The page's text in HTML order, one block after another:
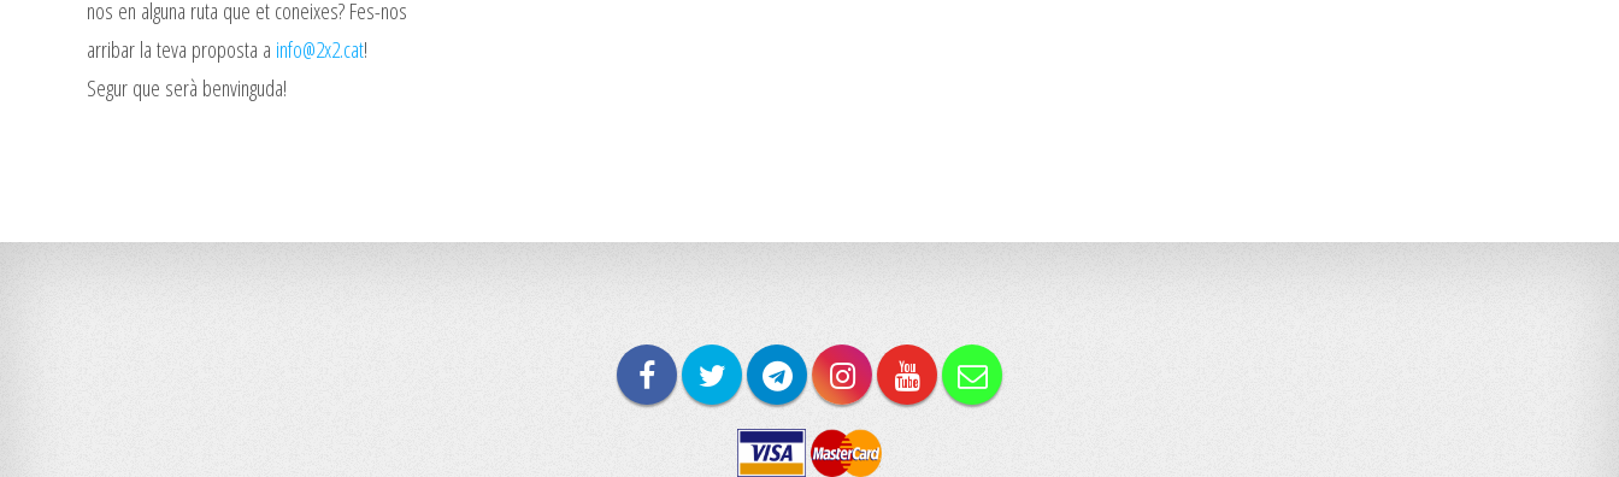
nos en alguna ruta que et coneixes? Fes-nos
arribar la teva proposta a info@2x2.cat!
Segur que serà benvinguda!